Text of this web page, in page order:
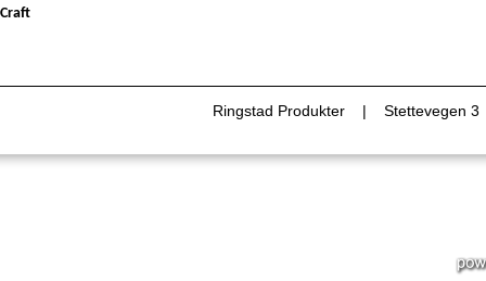
Craft
Ringstad Produkter | Stettevegen